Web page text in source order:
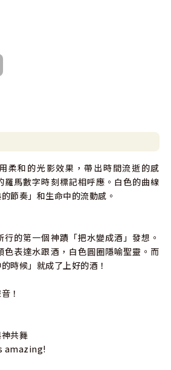
柔和的光影效果，帶出時間流逝的感
羅馬數字時刻標記相呼應。白色的曲線
節奏」和生命中的流動感。
行的第一個神蹟「把水變成酒」發想。
色表達水跟酒，白色圓圈隱喻聖靈。而
時候」就成了上好的酒！
！
共舞